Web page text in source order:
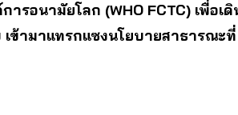
รอนามัยโลก (WHO FCTC) เพื่อเ
ข้ามาแทรกแซงนโยบายสาธารณะที่